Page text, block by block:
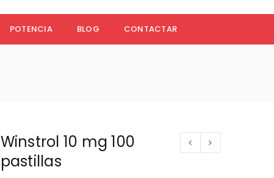
POTENCIA BLOG CONTACTAR
Winstrol 10 mg 100
pastillas